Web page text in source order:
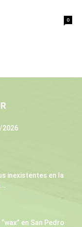
0
2026
inexistentes en la
en San Pedro